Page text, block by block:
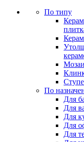
По типу
По
Для
Для
Для
Для
Для